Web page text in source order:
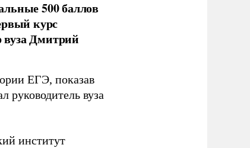
500 баллов
курс
вуза Дмитрий
ЕГЭ, показав
руководитель вуза
институт